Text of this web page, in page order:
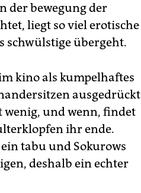
der bewegung der
liegt so viel erotische
schwülstige übergeht.
kino als kumpelhaftes
ausgedrückt
wenig, und wenn, findet
ihr ende.
tabu und Sokurows
deshalb ein echter